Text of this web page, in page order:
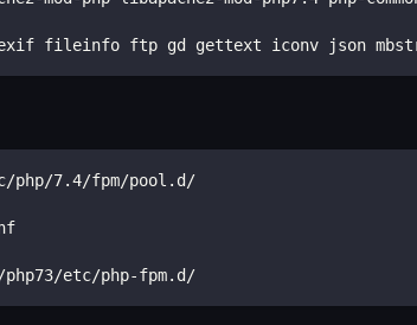
fileinfo ftp gd gettext iconv json
php/7.4/fpm/pool.d/
etc/php-fpm.d/